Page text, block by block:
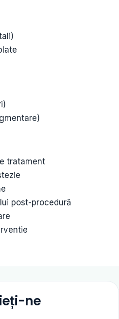
tratament
post-procedură
ne